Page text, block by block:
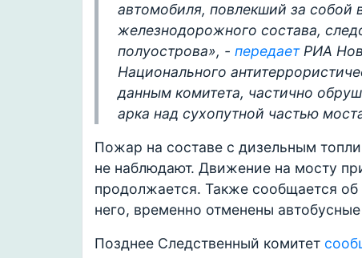
автомобиля, повлекший за собой
железнодорожного состава,
полуострова», - передаетРИА
Национального
данным комитета, частично
арка над сухопутной частью
Пожар на составе с дизельным
не наблюдают. Движение на мосту
продолжается. Также сообщается
него, временно отменены
Позднее Следственный комитет